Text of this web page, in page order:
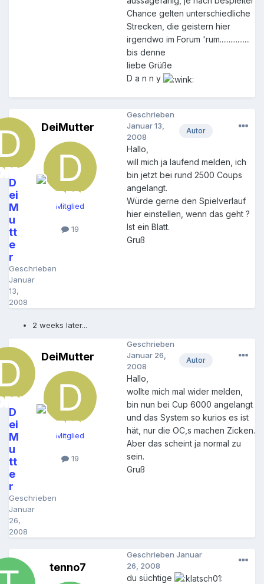
Chance gelten unterschiedliche
Strecken, die geistern hier
irgendwo im Forum 'rum.................
bis denne
liebe Grüße
D a n n y
D
ei
M
u
tt
e
r
Geschrieben
Januar
13,
2008
DeiMutter
Mitglied
19
Autor
Geschrieben
Januar 13,
2008
Hallo,
will mich ja laufend melden, ich
bin jetzt bei rund 2500 Coups
angelangt.
Würde gerne den Spielverlauf
hier einstellen, wenn das geht ?
Ist ein Blatt.
Gruß
2 weeks later...
D
ei
M
u
tt
e
r
Geschrieben
Januar
26,
2008
DeiMutter
Mitglied
19
Autor
Geschrieben
Januar 26,
2008
Hallo,
wollte mich mal wider melden,
bin nun bei Cup 6000 angelangt
und das System so kurios es ist
hät, nur die OC,s machen Zicken.
Aber das scheint ja normal zu
sein.
Gruß
tenno7
Geschrieben Januar
26, 2008
du süchtige